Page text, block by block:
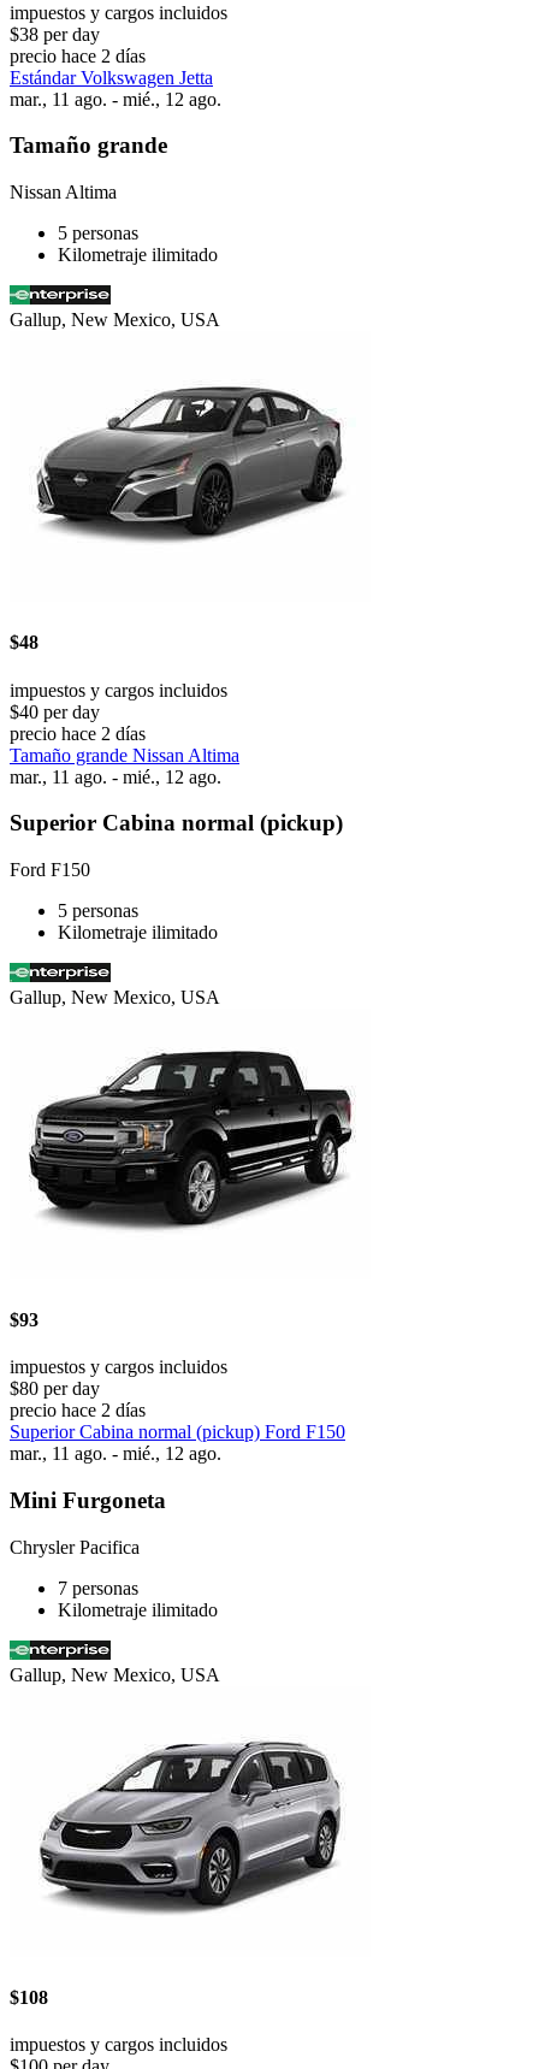
impuestos y cargos incluidos
$38 per day
precio hace 2 días
Estándar Volkswagen Jetta
mar., 11 ago. - mié., 12 ago.
Tamaño grande
Nissan Altima
5 personas
Kilometraje ilimitado
Gallup, New Mexico, USA
$48
impuestos y cargos incluidos
$40 per day
precio hace 2 días
Tamaño grande Nissan Altima
mar., 11 ago. - mié., 12 ago.
Superior Cabina normal (pickup)
Ford F150
5 personas
Kilometraje ilimitado
Gallup, New Mexico, USA
$93
impuestos y cargos incluidos
$80 per day
precio hace 2 días
Superior Cabina normal (pickup) Ford F150
mar., 11 ago. - mié., 12 ago.
Mini Furgoneta
Chrysler Pacifica
7 personas
Kilometraje ilimitado
Gallup, New Mexico, USA
$108
impuestos y cargos incluidos